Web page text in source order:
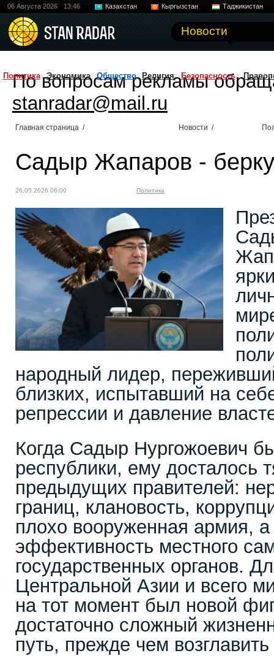
06 Августа 2026 13:46 Казахстан Кыргызстан Таджикистан
Новости
Политика Экономика Общество Религия Безопасность
По вопросам рекламы
stanradar@mail.ru
Главная страница / Новости /
Садыр Жапаров -
26.05.2026 06:00 Политика
народный лидер,
близких, испытавший на
репрессии и давление
Когда Садыр Нургожоевич
республики, ему досталось
предыдущих правителей:
границ, клановость,
плохо вооруженная армия, а
эффективность местного
государственных органов.
Центральной Азии и всего
на тот момент был новой
достаточно сложный
путь, прежде чем возглавить